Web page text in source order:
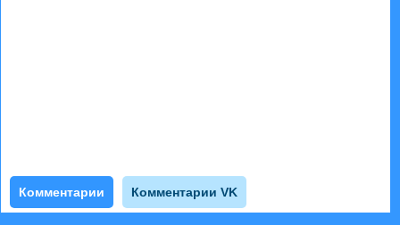
Комментарии Комментарии VK